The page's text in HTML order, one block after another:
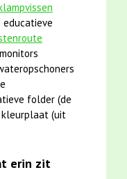
folder (de
kleurplaat (uit
erin zit